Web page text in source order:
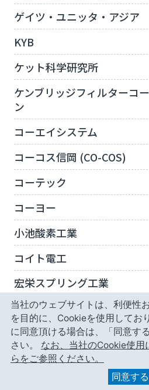
ゲイツ・ユニッタ・アジア
KYB
ケット科学研究所
ケンブリッジフィルターコ
ン
コーエイシステム
コーコス信岡 (CO-COS)
コーテック
コーヨー
小池酸素工業
コイト電工
宏栄スプリング工業
工機ホールディングスジャ
弘進ゴム
神津精機
当社のウェブサイトは、利便性
を目的に、Cookieを使用してお
に同意頂ける場合は、「同意す
さい。
なお、当社のCookie使用
らをご参照ください。
同意する